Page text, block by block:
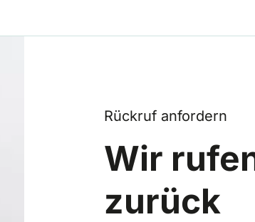
Rückruf anfordern
Wir
zurück